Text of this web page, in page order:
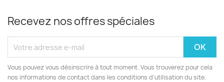
Recevez nos offres spéciales
Vous pouvez vous désinscrire à tout moment. Vous trouverez pour cela
nos informations de contact dans les conditions d'utilisation du site.